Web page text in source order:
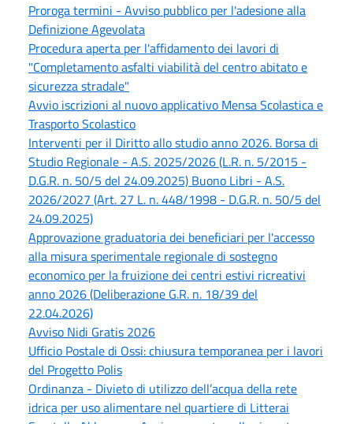
Proroga termini - Avviso pubblico per l'adesione alla
Definizione Agevolata
Procedura aperta per l'affidamento dei lavori di
"Completamento asfalti viabilità del centro abitato e
sicurezza stradale"
Avvio iscrizioni al nuovo applicativo Mensa Scolastica e
Trasporto Scolastico
Interventi per il Diritto allo studio anno 2026. Borsa di
Studio Regionale - A.S. 2025/2026 (L.R. n. 5/2015 -
D.G.R. n. 50/5 del 24.09.2025) Buono Libri - A.S.
2026/2027 (Art. 27 L. n. 448/1998 - D.G.R. n. 50/5 del
24.09.2025)
Approvazione graduatoria dei beneficiari per l'accesso
alla misura sperimentale regionale di sostegno
economico per la fruizione dei centri estivi ricreativi
anno 2026 (Deliberazione G.R. n. 18/39 del
22.04.2026)
Avviso Nidi Gratis 2026
Ufficio Postale di Ossi: chiusura temporanea per i lavori
del Progetto Polis
Ordinanza - Divieto di utilizzo dell’acqua della rete
idrica per uso alimentare nel quartiere di Litterai